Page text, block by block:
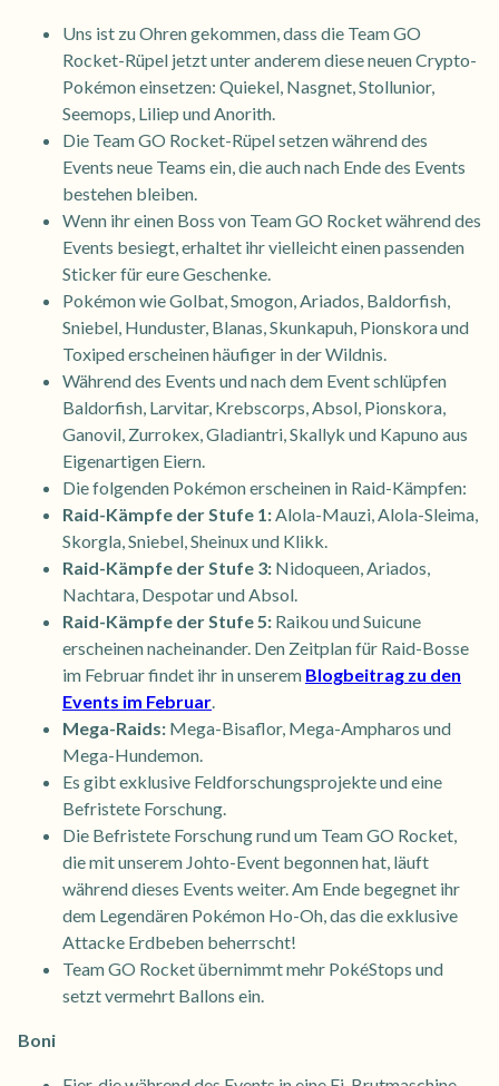
Uns ist zu Ohren gekommen, dass die Team GO
Rocket-Rüpel jetzt unter anderem diese neuen Crypto-
Pokémon einsetzen: Quiekel, Nasgnet, Stollunior,
Seemops, Liliep und Anorith.
Die Team GO Rocket-Rüpel setzen während des
Events neue Teams ein, die auch nach Ende des Events
bestehen bleiben.
Wenn ihr einen Boss von Team GO Rocket während des
Events besiegt, erhaltet ihr vielleicht einen passenden
Sticker für eure Geschenke.
Pokémon wie Golbat, Smogon, Ariados, Baldorfish,
Sniebel, Hunduster, Blanas, Skunkapuh, Pionskora und
Toxiped erscheinen häufiger in der Wildnis.
Während des Events und nach dem Event schlüpfen
Baldorfish, Larvitar, Krebscorps, Absol, Pionskora,
Ganovil, Zurrokex, Gladiantri, Skallyk und Kapuno aus
Eigenartigen Eiern.
Die folgenden Pokémon erscheinen in Raid-Kämpfen:
Raid-Kämpfe der Stufe 1:Alola-Mauzi, Alola-Sleima,
Skorgla, Sniebel, Sheinux und Klikk.
Raid-Kämpfe der Stufe 3: Nidoqueen, Ariados,
Nachtara, Despotar und Absol.
Raid-Kämpfe der Stufe 5: Raikou und Suicune
erscheinen nacheinander. Den Zeitplan für Raid-Bosse
im Februar findet ihr in unserem Blogbeitrag zu den
Events im Februar.
Mega-Raids: Mega-Bisaflor, Mega-Ampharos und
Mega-Hundemon.
Es gibt exklusive Feldforschungsprojekte und eine
Befristete Forschung.
Die Befristete Forschung rund um Team GO Rocket,
die mit unserem Johto-Event begonnen hat, läuft
während dieses Events weiter. Am Ende begegnet ihr
dem Legendären Pokémon Ho-Oh, das die exklusive
Attacke Erdbeben beherrscht!
Team GO Rocket übernimmt mehr PokéStops und
setzt vermehrt Ballons ein.
Boni